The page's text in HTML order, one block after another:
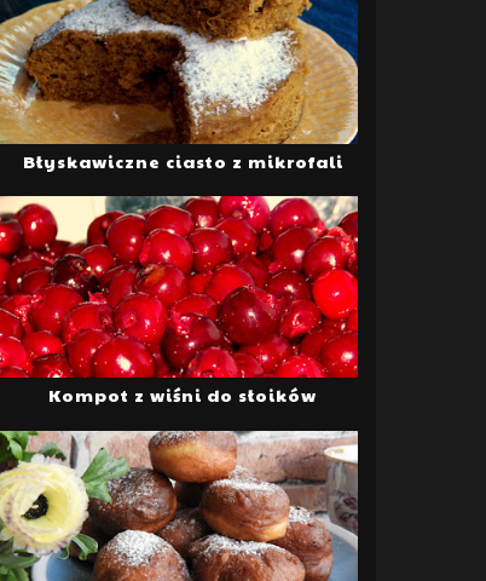
Błyskawiczne ciasto z mikrofali
Kompot z wiśni do słoików